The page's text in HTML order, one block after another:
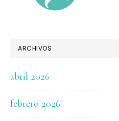
ARCHIVOS
abril 2026
febrero 2026